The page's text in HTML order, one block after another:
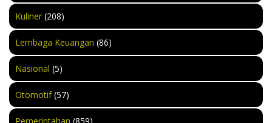
Kuliner (208)
Lembaga Keuangan (86)
Nasional (5)
Otomotif(57)